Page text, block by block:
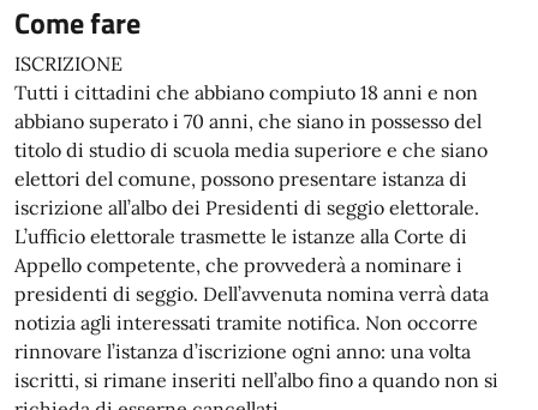
Come fare
ISCRIZIONE
Tutti i cittadini che abbiano compiuto 18 anni e non
abbiano superato i 70 anni, che siano in possesso del
titolo di studio di scuola media superiore e che siano
elettori del comune, possono presentare istanza di
iscrizione all’albo dei Presidenti di seggio elettorale.
L’ufficio elettorale trasmette le istanze alla Corte di
Appello competente, che provvederà a nominare i
presidenti di seggio. Dell’avvenuta nomina verrà data
notizia agli interessati tramite notifica. Non occorre
rinnovare l’istanza d’iscrizione ogni anno: una volta
iscritti, si rimane inseriti nell’albo fino a quando non si